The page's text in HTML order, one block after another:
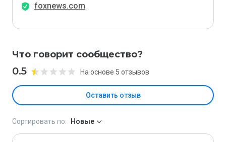
foxnews.com
Что говорит сообщество?
0.5 На основе 5 отзывов
Оставить отзыв
Сортировать по: Новые